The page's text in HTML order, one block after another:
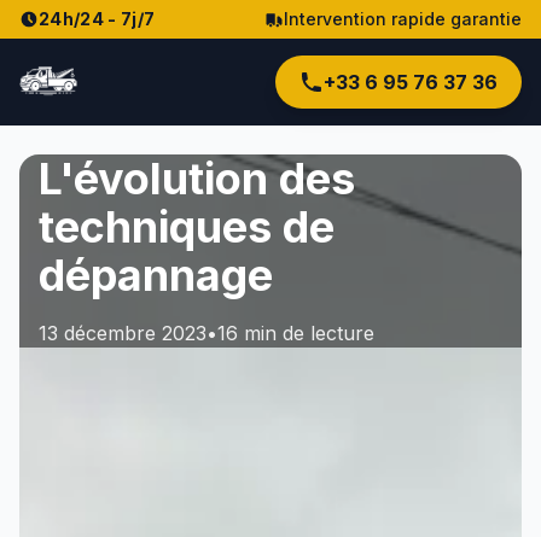
24h/24 - 7j/7 Intervention rapide garantie
+33 6 95 76 37 36
L'évolution des
techniques de
dépannage
13 décembre 2023•16 min de lecture